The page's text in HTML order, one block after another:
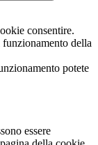
consentire.
della
potete
essere